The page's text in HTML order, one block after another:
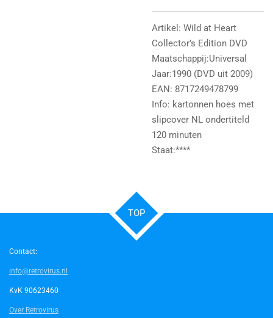
Artikel: Wild at Heart
Collector’s Edition DVD
Maatschappij:Universal
Jaar:1990 (DVD uit 2009)
EAN: 8717249478799
Info: kartonnen hoes met
slipcover NL ondertiteld
120 minuten
Staat:****
TOP
Contact:
info@retrovirus.nl
KvK 90623460
Over Retrovirus